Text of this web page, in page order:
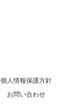
個人情報保護方針
お問い合わせ